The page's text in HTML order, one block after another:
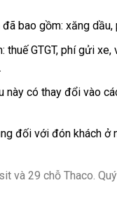
bao gồm: xăng
GTGT, phí gửi
này có thay đổi vào
đối với đón khách
và 29 chỗ Thaco.